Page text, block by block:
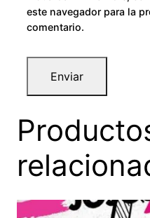
este navegador para la
comentario.